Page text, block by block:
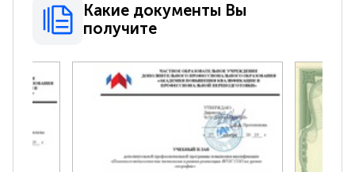
Какие документы Вы
получите